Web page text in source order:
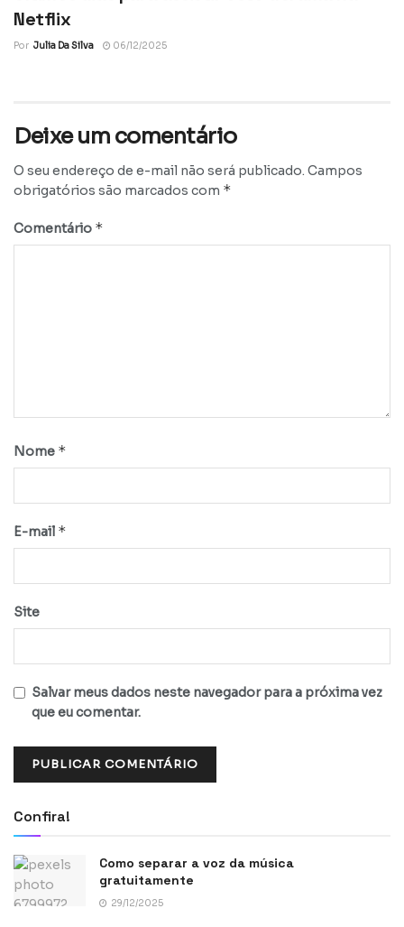
Netflix
Por Julia Da Silva 06/12/2025
Deixe um comentário
O seu endereço de e-mail não será publicado. Campos
obrigatórios são marcados com *
Comentário *
Nome *
E-mail *
Site
Salvar meus dados neste navegador para a próxima vez
que eu comentar.
Confira!
Como separar a voz da música
gratuitamente
29/12/2025